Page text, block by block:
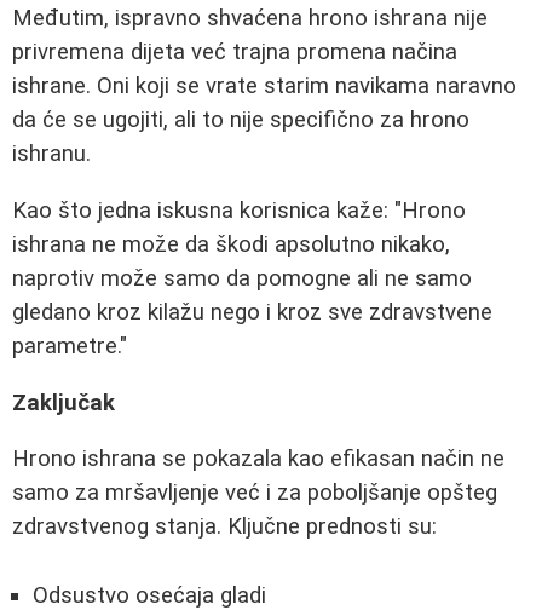
Međutim, ispravno shvaćena hrono ishrana nije
privremena dijeta već trajna promena načina
ishrane. Oni koji se vrate starim navikama naravno
da će se ugojiti, ali to nije specifično za hrono
ishranu.
Kao što jedna iskusna korisnica kaže: "Hrono
ishrana ne može da škodi apsolutno nikako,
naprotiv može samo da pomogne ali ne samo
gledano kroz kilažu nego i kroz sve zdravstvene
parametre."
Zaključak
Hrono ishrana se pokazala kao efikasan način ne
samo za mršavljenje već i za poboljšanje opšteg
zdravstvenog stanja. Ključne prednosti su:
Odsustvo osećaja gladi